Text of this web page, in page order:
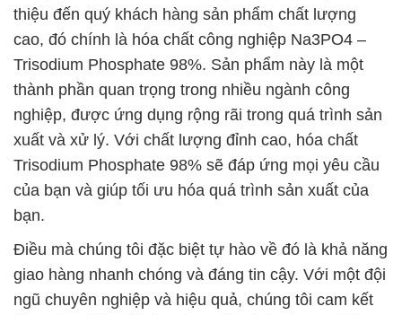
thiệu đến quý khách hàng sản phẩm chất lượng
cao, đó chính là hóa chất công nghiệp Na3PO4 –
Trisodium Phosphate 98%. Sản phẩm này là một
thành phần quan trọng trong nhiều ngành công
nghiệp, được ứng dụng rộng rãi trong quá trình sản
xuất và xử lý. Với chất lượng đỉnh cao, hóa chất
Trisodium Phosphate 98% sẽ đáp ứng mọi yêu cầu
của bạn và giúp tối ưu hóa quá trình sản xuất của
bạn.
Điều mà chúng tôi đặc biệt tự hào về đó là khả năng
giao hàng nhanh chóng và đáng tin cậy. Với một đội
ngũ chuyên nghiệp và hiệu quả, chúng tôi cam kết